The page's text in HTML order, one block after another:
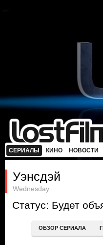
СЕРИАЛЫ КИНО НОВОСТИ
Уэнсдэй
Wednesday
Статус: Будет
ОБЗОР СЕРИАЛА